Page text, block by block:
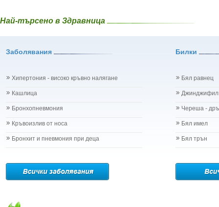
Най-търсено в Здравница
Заболявания Билки
Хипертония - високо кръвно налягане
Кашлица
Бронхопневмония
Кръвоизлив от носа
Бронхит и пневмония при деца
Бял равнец
Джинджифил
Череша -
Бял имел
Бял трън